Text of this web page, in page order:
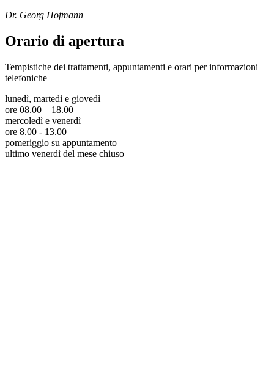
Dr. Georg Hofmann
Orario di apertura
Tempistiche dei trattamenti, appuntamenti e orari per informazioni
telefoniche
lunedì, martedì e giovedì
ore 08.00 – 18.00
mercoledì e venerdì
ore 8.00 - 13.00
pomeriggio su appuntamento
ultimo venerdì del mese chiuso